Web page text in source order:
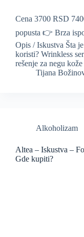
Cena 3700 RSD
popusta 👉 Brza
Opis / Iskustva Šta
koristi? Wrinkless
rešenje za negu
Tijana
Alkoholizam
Altea – Iskustva –
Gde kupiti?